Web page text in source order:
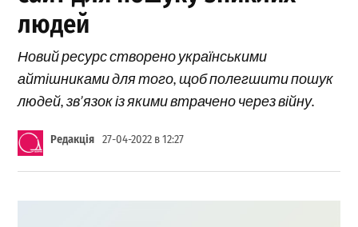
людей
Новий ресурс створено українськими
айтішниками для того, щоб полегшити пошук
людей, зв’язок із якими втрачено через війну.
Редакція 27-04-2022 в 12:27